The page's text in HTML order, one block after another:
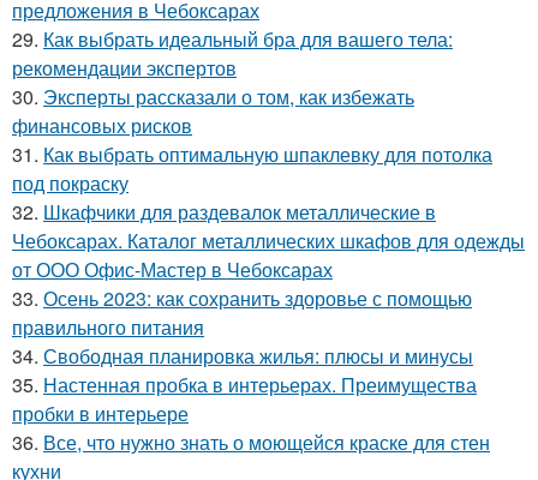
предложения в Чебоксарах
29. Как выбрать идеальный бра для вашего тела:
рекомендации экспертов
30. Эксперты рассказали о том, как избежать
финансовых рисков
31. Как выбрать оптимальную шпаклевку для потолка
под покраску
32. Шкафчики для раздевалок металлические в
Чебоксарах. Каталог металлических шкафов для одежды
от ООО Офис-Мастер в Чебоксарах
33. Осень 2023: как сохранить здоровье с помощью
правильного питания
34. Свободная планировка жилья: плюсы и минусы
35. Настенная пробка в интерьерах. Преимущества
пробки в интерьере
36. Все, что нужно знать о моющейся краске для стен
кухни